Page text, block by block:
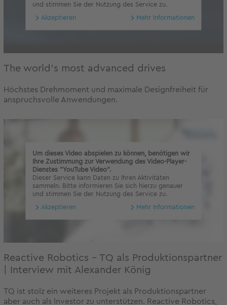
und stimmen Sie der Nutzung des Service zu.
Akzeptieren Mehr Informationen
The world's most advanced drives
Höchstes Drehmoment und maximale Designfreiheit für
anspruchsvolle Anwendungen.
Um dieses Video abspielen zu können, benötigen wir
Ihre Zustimmung zur Verwendung des Video-Player-
Dienstes "YouTube Video".
Dieser Service kann Daten zu Ihren Aktivitäten
sammeln. Bitte informieren Sie sich hierzu genauer
und stimmen Sie der Nutzung des Service zu.
Akzeptieren Mehr Informationen
Reactive Robotics - TQ als Produktionspartner
| Interview mit Alexander König
TQ ist stolz ein weiteres Projekt als Produktionspartner
aber auch als Investor zu unterstützen. Reactive Robotics,